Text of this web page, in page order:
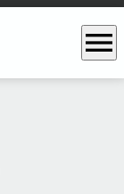
menu